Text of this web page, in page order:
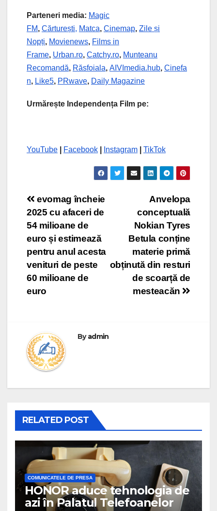
Parteneri media: Magic
FM, Cărturești, Matca, Cinemap, Zile și
Nopți, Movienews, Films in
Frame, Urban.ro, Catchy.ro, Munteanu
Recomandă, Răsfoiala, AIVImedia.hub, Cinefa
n, Like5, PRwave, Daily Magazine
Urmărește Independența Film pe:
YouTube Facebook Instagram TikTok
Post
navigation
Anvelopa
conceptuală
Nokian Tyres
Betula conține
materie primă
obținută din resturi
de scoarță de
mesteacăn
evomag încheie
2025 cu afaceri de
54 milioane de
euro și estimează
pentru anul acesta
venituri de peste
60 milioane de
euro
Byadmin
RELATED POST
COMUNICATELE DE PRESA
HONOR aduce tehnologia de
azi în Palatul Telefoanelor